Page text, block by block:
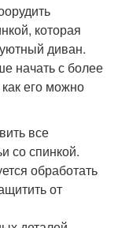
которая
диван.
начать с более
его можно
все
со спинкой.
обработать
от